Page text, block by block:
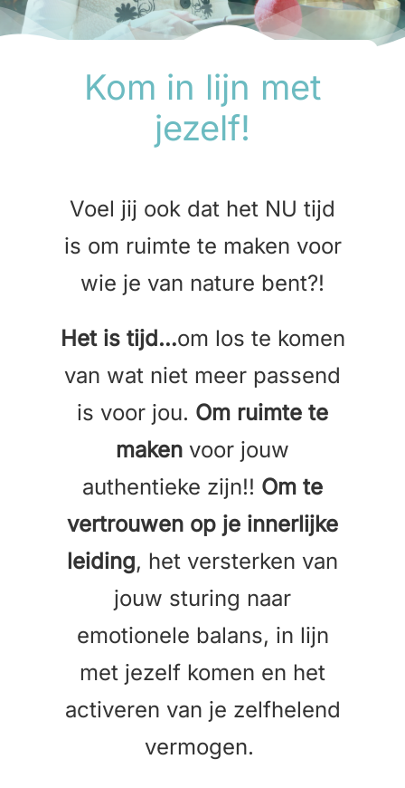
Kom in lijn met
jezelf!
Voel jij ook dat het NU tijd
is om ruimte te maken voor
wie je van nature bent?!
Het is tijd…om los te komen
van wat niet meer passend
is voor jou. Om ruimte te
maken voor jouw
authentieke zijn!! Om te
vertrouwen op je innerlijke
leiding, het versterken van
jouw sturing naar
emotionele balans, in lijn
met jezelf komen en het
activeren van je zelfhelend
vermogen.